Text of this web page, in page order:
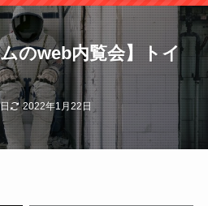
のweb内覧会】トイ
2022年1月22日